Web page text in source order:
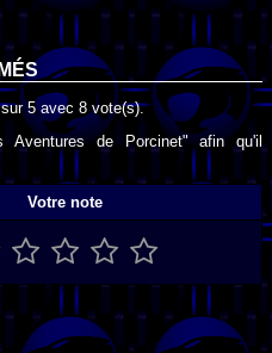
5avec 8 vote(s).
de Porcinet" afin qu'il
Votre note